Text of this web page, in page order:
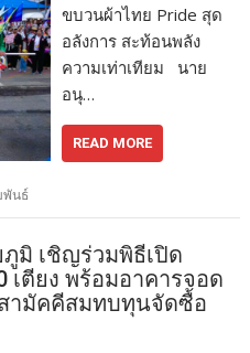
ขบวนผ้าไทย Pride สุด
อลังการ สะท้อนพลัง
ความเท่าเทียม นาย
อนุ…
READ MORE
พันธ์
มิ เชิญร่วมพิธีเปิด
เตียง พร้อมอาคารจอด
ามัคคีสมทบทุนจัดซื้อ